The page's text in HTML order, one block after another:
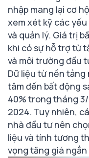
nhập mang lại cơ
xem xét kỹ các
và quản lý. Giá trị
khi có sự hỗ trợ từ
và môi trường đầu
Dữ liệu từ nền
tâm đến bất động
40% trong tháng
2024. Tuy nhiên,
nhà đầu tư nên
liệu và tính tương
vọng tăng giá ngắn